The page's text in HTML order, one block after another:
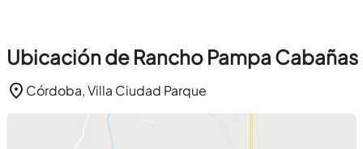
Ubicación de Rancho Pampa Cabañas
Córdoba, Villa Ciudad Parque